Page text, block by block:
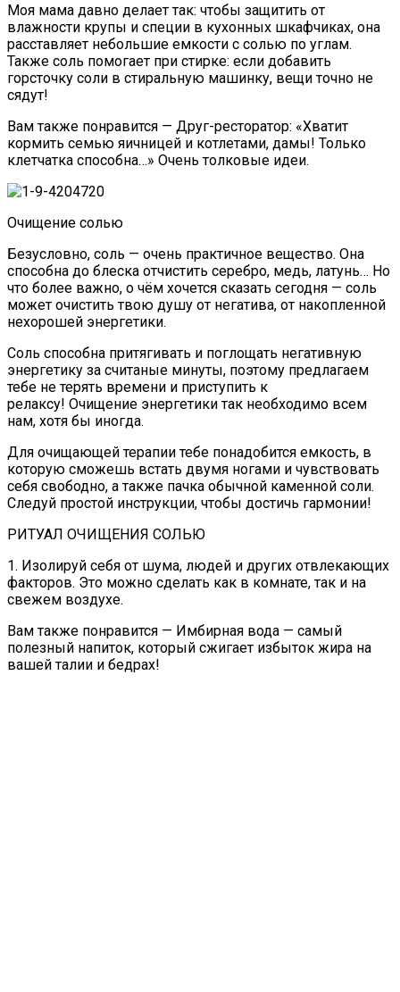
Моя мама давно делает так: чтобы защитить от
влажности крупы и специи в кухонных шкафчиках, она
расставляет небольшие емкости с солью по углам.
Также соль помогает при стирке: если добавить
горсточку соли в стиральную машинку, вещи точно не
сядут!
Вам также понравится — Друг-ресторатор: «Хватит
кормить семью яичницей и котлетами, дамы! Только
клетчатка способна…» Очень толковые идеи.
Очищение солью
Безусловно, соль — очень практичное вещество. Она
способна до блеска отчистить серебро, медь, латунь… Но
что более важно, о чём хочется сказать сегодня — соль
может очистить твою душу от негатива, от накопленной
нехорошей энергетики.
Соль способна притягивать и поглощать негативную
энергетику за считаные минуты, поэтому предлагаем
тебе не терять времени и приступить к
релаксу! Очищение энергетики так необходимо всем
нам, хотя бы иногда.
Для очищающей терапии тебе понадобится емкость, в
которую сможешь встать двумя ногами и чувствовать
себя свободно, а также пачка обычной каменной соли.
Следуй простой инструкции, чтобы достичь гармонии!
РИТУАЛ ОЧИЩЕНИЯ СОЛЬЮ
1. Изолируй себя от шума, людей и других отвлекающих
факторов. Это можно сделать как в комнате, так и на
свежем воздухе.
Вам также понравится — Имбирная вода — самый
полезный напиток, который сжигает избыток жира на
вашей талии и бедрах!